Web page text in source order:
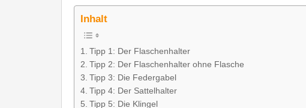
Inhalt
Tipp 1: Der Flaschenhalter
Tipp 2: Der Flaschenhalter ohne Flasche
Tipp 3: Die Federgabel
Tipp 4: Der Sattelhalter
Tipp 5: Die Klingel